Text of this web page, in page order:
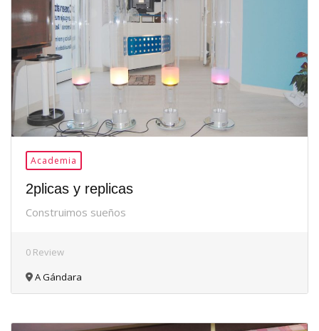
Academia
2plicas y replicas
Construimos sueños
0 Review
A Gándara